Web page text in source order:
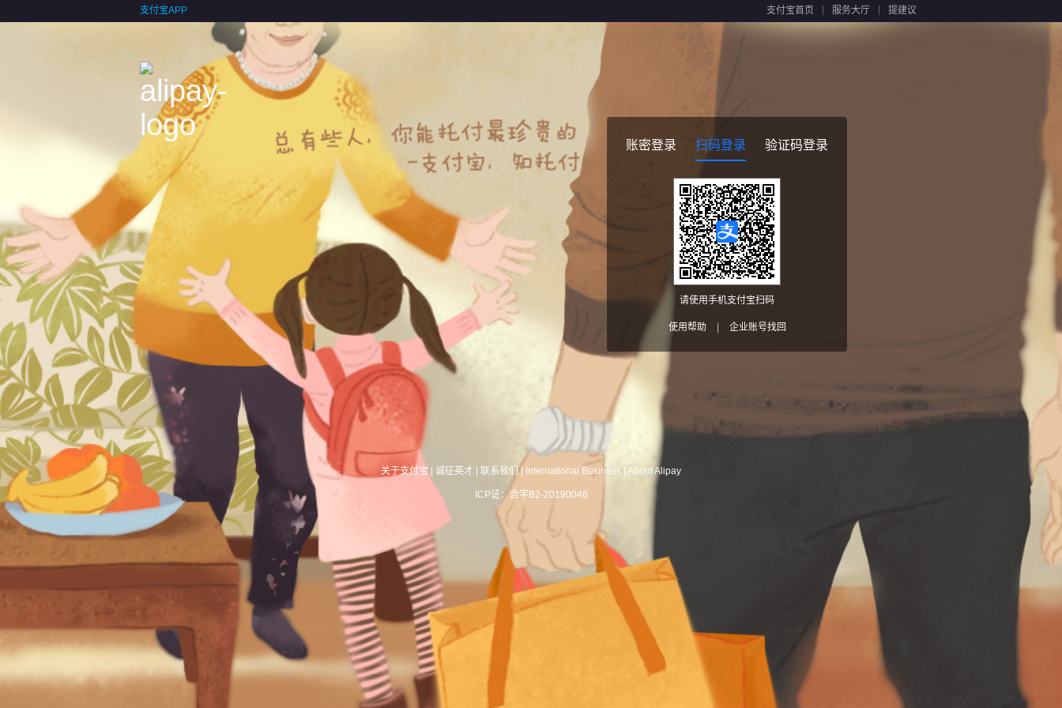
支付宝APP 支付宝首页 服务大厅 提建议
账密登录 扫码登录 验证码登录
请使用手机支付宝扫码
使用帮助 企业账号找回
关于支付宝| 诚征英才 联系我们 | International Business About Alipay
ICP证：合字B2-20190046